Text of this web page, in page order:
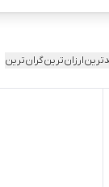
ارزان‌ترینگران‌ترین